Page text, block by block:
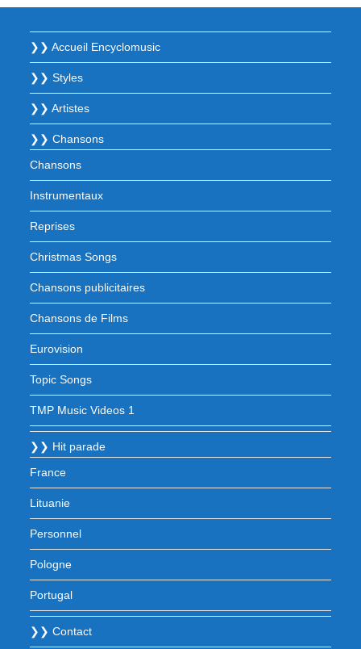
❯❯ Accueil Encyclomusic
❯❯ Styles
❯❯ Artistes
❯❯ Chansons
Chansons
Instrumentaux
Reprises
Christmas Songs
Chansons publicitaires
Chansons de Films
Eurovision
Topic Songs
TMP Music Videos 1
❯❯ Hit parade
France
Lituanie
Personnel
Pologne
Portugal
❯❯ Contact